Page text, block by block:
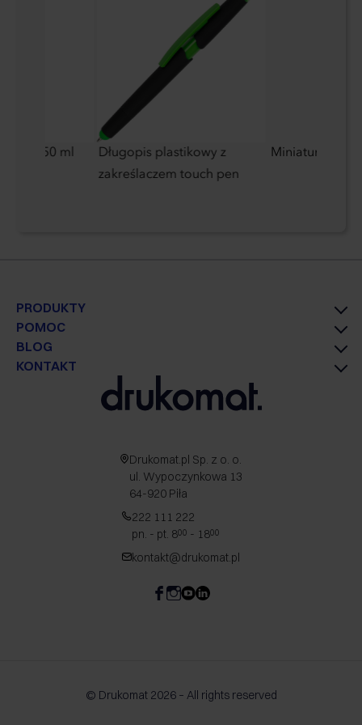
350 ml
Długopis plastikowy z
zakreślaczem touch pen
Miniaturowa
PRODUKTY
POMOC
BLOG
KONTAKT
Drukomat.pl Sp. z o. o.
ul. Wypoczynkowa 13
64-920 Piła
222 111 222
pn. - pt. 800 - 1800
kontakt@drukomat.pl
© Drukomat 2026 – All rights reserved